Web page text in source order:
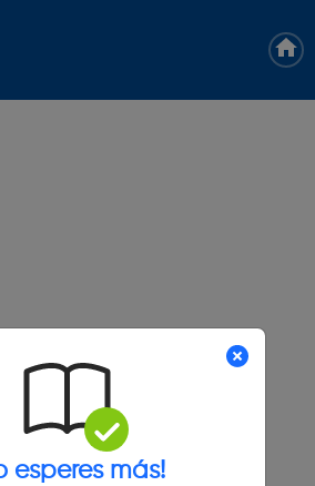
esperes más!